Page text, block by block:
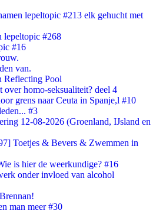
lepeltopic #213 elk gehucht met
lepeltopic #268
#16
van.
Reflecting Pool
over homo-seksualiteit? deel 4
grens naar Ceuta in Spanje,l #10
#3
12-08-2026 (Groenland, IJsland en
Toetjes & Bevers & Zwemmen in
is hier de weerkundige? #16
onder invloed van alcohol
man meer #30